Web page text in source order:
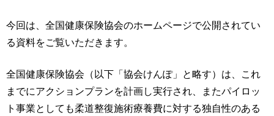
運営元 お問い合わせ
今回は、全国健康保険協会のホームページで公開されてい
る資料をご覧いただきます。
全国健康保険協会（以下「協会けんぽ」と略す）は、これ
までにアクションプランを計画し実行され、またパイロッ
ト事業としても柔道整復施術療養費に対する独自性のある